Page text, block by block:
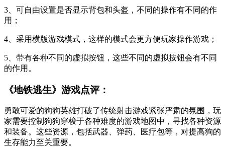
3、可自由设置是否显示背包和头盔，不同的操作有不同的作
用；
4、采用横版游戏模式，这样的模式会更方便玩家操作游戏；
5、带有各种不同的虚拟按钮，这些不同的虚拟按钮会有不同
的作用。
《地铁逃生》游戏点评：
勇敢可爱的狗狗英雄打破了传统射击游戏紧张严肃的氛围，玩
家需要控制狗狗穿梭于各种难度的游戏地图中，寻找各种资源
和装备。这些资源，包括武器、弹药、医疗包等，对提高狗的
生存能力至关重要。